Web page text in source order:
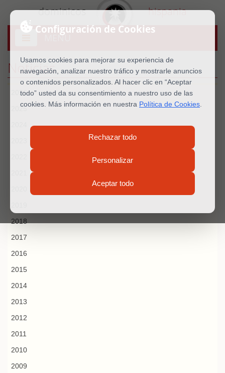
Configuración de Cookies
Usamos cookies para mejorar su experiencia de
navegación, analizar nuestro tráfico y mostrarle anuncios
o contenidos personalizados. Al hacer clic en “Aceptar
todo” usted da su consentimiento a nuestro uso de las
cookies. Más información en nuestra Política de Cookies
Rechazar todo
Personalizar
Aceptar todo
dominicos hispania
MENU
Noticias
2026
2025
2018
2017
2016
2015
2014
2013
2012
2011
2010
2009